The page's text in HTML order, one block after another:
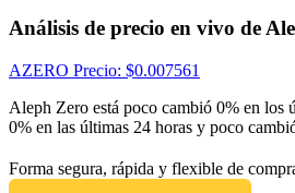
Análisis de precio en vivo de
AZERO Precio: $0.007561
Aleph Zero está poco cambió 0% en los
0% en las últimas 24 horas y poco
Forma segura, rápida y flexible de